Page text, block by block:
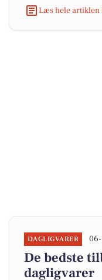
Læs hele artiklen
DAGLIGVARER
De bedste
dagligvarer